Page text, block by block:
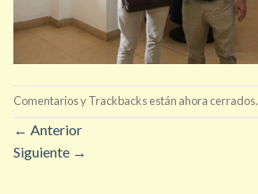
Comentarios y Trackbacks están ahora cerrados.
← Anterior
Siguiente →